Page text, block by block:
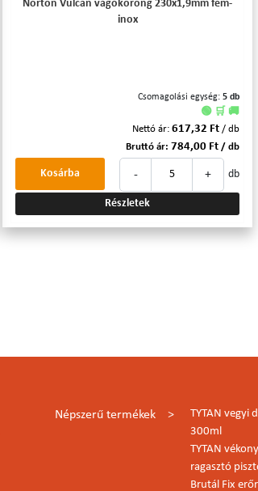
Norton Vulcan vágókorong 230x1,9mm fém-
inox
Csomagolási egység: 5 db
🟢 🛒 🚚
Nettó ár: 617,32 Ft / db
Bruttó ár: 784,00 Ft / db
- + db
Kosárba
Részletek
Népszerű termékek
TYTAN vegyi
300ml
TYTAN
ragasztó
Brutál Fix